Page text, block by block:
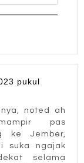
pukul
noted ah
pas
ke Jember,
suka ngajak
selama